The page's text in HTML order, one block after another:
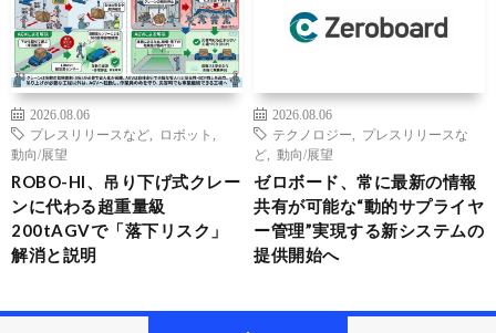
2026.08.06
プレスリリースなど
ロボット
動向/展望
ROBO-HI、吊り下げ式クレー
ンに代わる超重量級
200tAGVで「落下リスク」
解消と説明
2026.08.06
テクノロジー
プレスリリースな
ど
動向/展望
ゼロボード、常に最新の情報
共有が可能な“動的サプライヤ
ー管理”実現する新システムの
提供開始へ